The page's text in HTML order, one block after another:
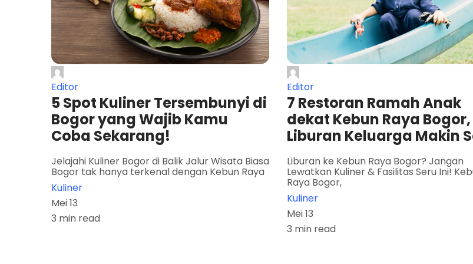
Editor
5 Spot Kuliner Tersembunyi di
Bogor yang Wajib Kamu
Coba Sekarang!
Jelajahi Kuliner Bogor di Balik Jalur Wisata Biasa
Bogor tak hanya terkenal dengan Kebun Raya
Kuliner
Mei 13
3 min read
Editor
7 Restoran Ramah Anak
dekat Kebun Raya Bogor,
Liburan Keluarga Makin
Liburan ke Kebun Raya Bogor? Jangan
Lewatkan Kuliner & Fasilitas Seru Ini!
Raya Bogor,
Kuliner
Mei 13
3 min read